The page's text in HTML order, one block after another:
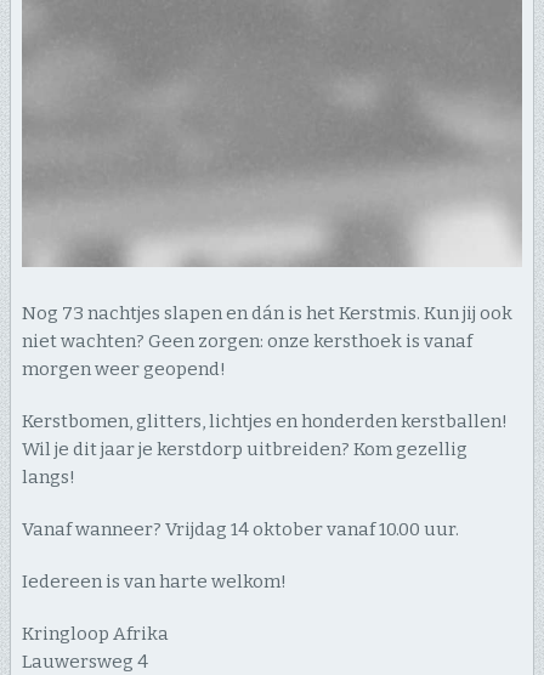
Nog 73 nachtjes slapen en dán is het Kerstmis. Kun jij ook
niet wachten? Geen zorgen: onze kersthoek is vanaf
morgen weer geopend!
Kerstbomen, glitters, lichtjes en honderden kerstballen!
Wil je dit jaar je kerstdorp uitbreiden? Kom gezellig
langs!
Vanaf wanneer? Vrijdag 14 oktober vanaf 10.00 uur.
Iedereen is van harte welkom!
Kringloop Afrika
Lauwersweg 4